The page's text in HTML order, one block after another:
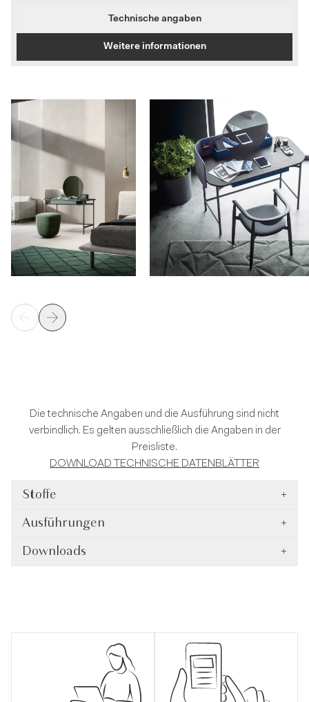
Technische angaben
Weitere informationen
Die technische Angaben und die Ausführung sind nicht
verbindlich. Es gelten ausschließlich die Angaben in der
Preisliste.
DOWNLOAD TECHNISCHE DATENBLÄTTER
Stoffe +
Ausführungen +
Downloads +